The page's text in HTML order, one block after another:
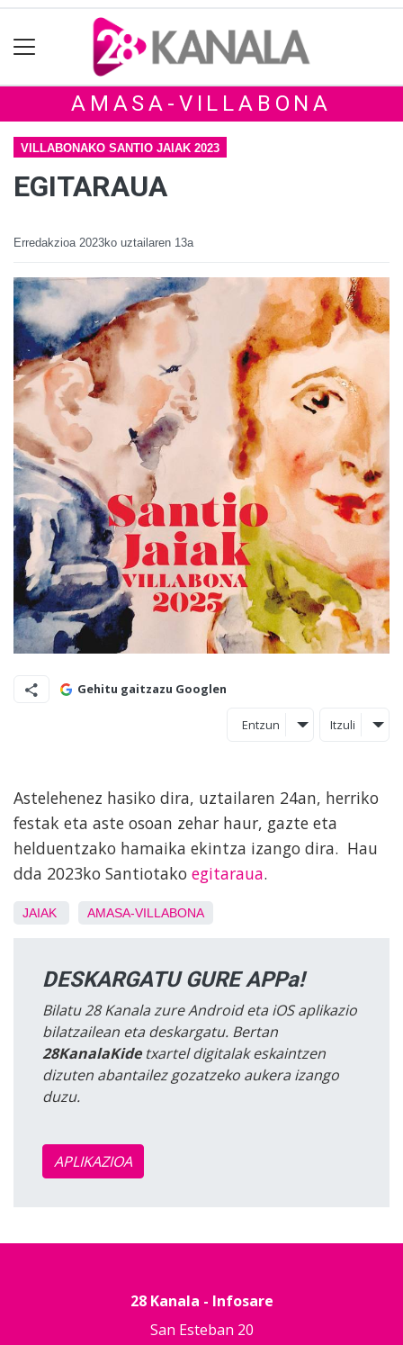
AMASA-VILLABONA
VILLABONAKO SANTIO JAIAK 2023
EGITARAUA
Erredakzioa 2023ko uztailaren 13a
Gehitu gaitzazu Googlen
Entzun Itzuli
Astelehenez hasiko dira, uztailaren 24an, herriko
festak eta aste osoan zehar haur, gazte eta
helduentzako hamaika ekintza izango dira. Hau
dda 2023ko Santiotako egitaraua.
JAIAK AMASA-VILLABONA
DESKARGATU GURE APPa!
Bilatu 28 Kanala zure Android eta iOS aplikazio
bilatzailean eta deskargatu. Bertan
28KanalaKidetxartel digitalak eskaintzen
dizuten abantailez gozatzeko aukera izango
duzu.
APLIKAZIOA
28 Kanala - Infosare
San Esteban 20